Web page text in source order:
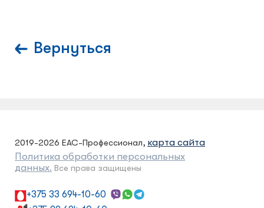
Вернуться
2019-2026 ЕАС-Профессионал, карта сайта
Политика обработки персональных
данных. Все права защищены
+375 33 694-10-60